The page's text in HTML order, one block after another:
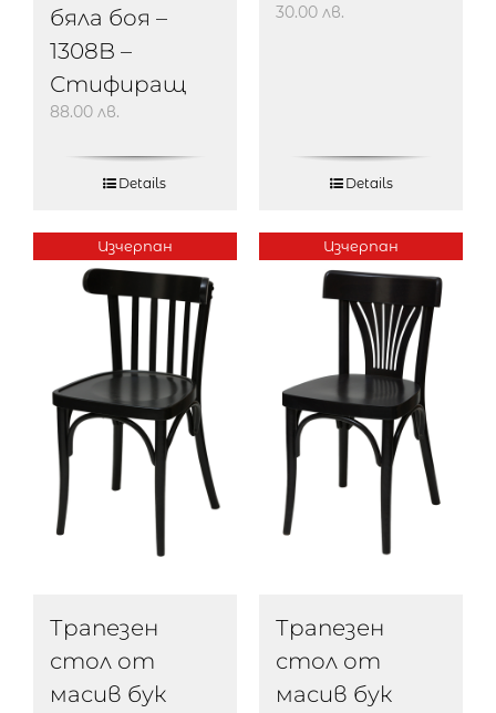
бяла боя –
1308B –
Стифиращ
88.00 лв.
Details
30.00 лв.
Details
Изчерпан
Трапезен
стол от
масив бук
Изчерпан
Трапезен
стол от
масив бук